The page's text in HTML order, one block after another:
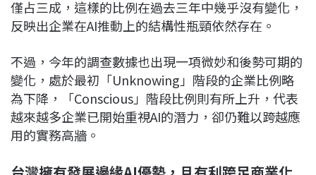
僅占三成，這樣的比例在過去三年中幾乎沒有變化，
反映出企業在AI推動上的結構性瓶頸依然存在。
不過，今年的調查數據也出現一項微妙和後勢可期的
變化，處於最初「Unknowing」階段的企業比例略
為下降，「Conscious」階段比例則有所上升，代表
越來越多企業已開始重視AI的潛力，卻仍難以跨越應
用的實務高牆。